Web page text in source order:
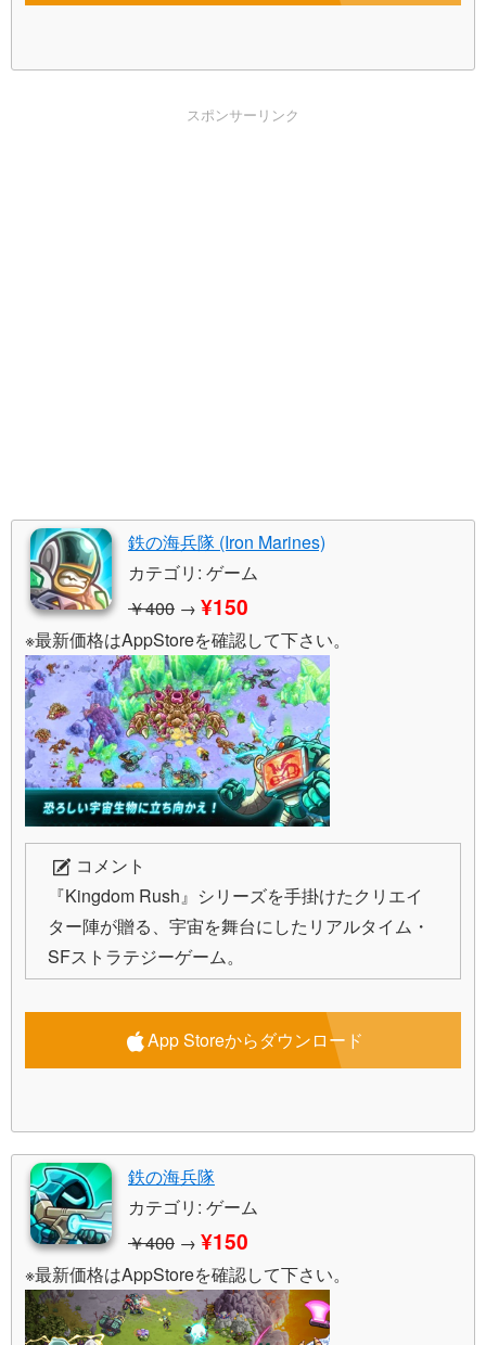
スポンサーリンク
鉄の海兵隊 (Iron Marines)
カテゴリ: ゲーム
￥400 → ¥150
※最新価格はAppStoreを確認して下さい。
コメント
『Kingdom Rush』シリーズを手掛けたクリエイ
ター陣が贈る、宇宙を舞台にしたリアルタイム・
SFストラテジーゲーム。
App Storeからダウンロード
鉄の海兵隊
カテゴリ: ゲーム
￥400 → ¥150
※最新価格はAppStoreを確認して下さい。